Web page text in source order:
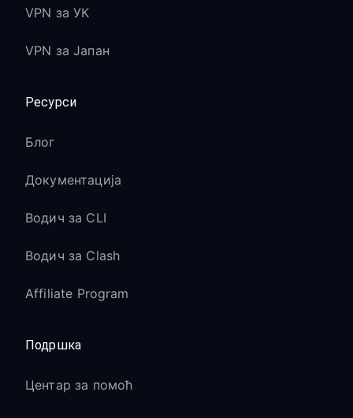
VPN за УК
VPN за Јапан
Ресурси
Блог
Документација
Водич за CLI
Водич за Clash
Affiliate Program
Подршка
Центар за помоћ